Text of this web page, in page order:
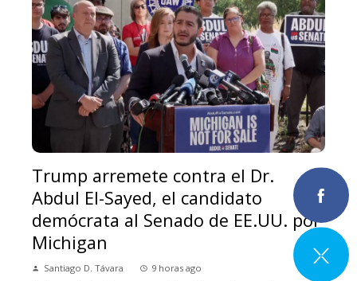
Trump arremete contra el Dr.
Abdul El-Sayed, el candidato
demócrata al Senado de EE.UU. por
Michigan
Santiago D. Távara 9 horas ago